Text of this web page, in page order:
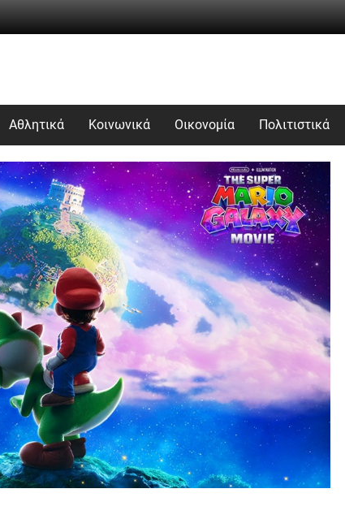
Αθλητικά Κοινωνικά Οικονομία Πολιτιστικά